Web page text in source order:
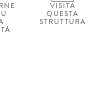
VISITA
QUESTA
STRUTTURA